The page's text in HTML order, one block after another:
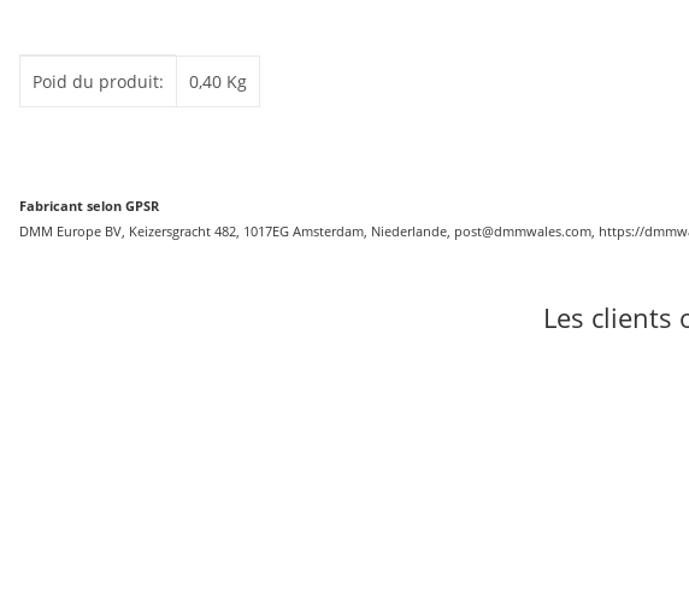
Poid du produit: 0,40 Kg
Fabricant selon GPSR
DMM Europe BV, Keizersgracht 482, 1017EG Amsterdam, Niederlande, post@dmmwales.com, https://
Les clients